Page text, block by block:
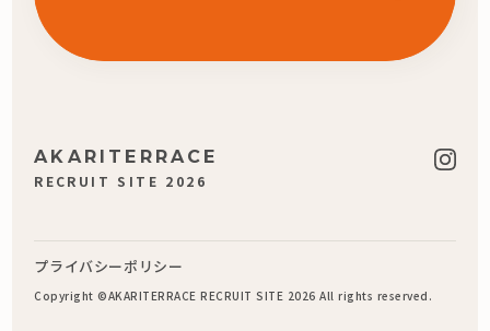
AKARITERRACE
RECRUIT SITE 2026
Copyright ©AKARITERRACE RECRUIT SITE 2026 All rights reserved.
プライバシーポリシー